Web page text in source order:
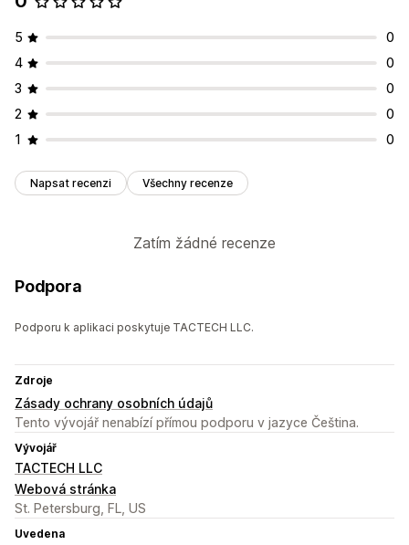
5
0
4
0
3
0
2
0
1
0
Napsat recenzi Všechny recenze
Zatím žádné recenze
Podpora
Podporu k aplikaci poskytuje TACTECH LLC.
Zdroje
Zásady ochrany osobních údajů
Tento vývojář nenabízí přímou podporu v jazyce Čeština.
Vývojář
TACTECH LLC
Webová stránka
St. Petersburg, FL, US
Uvedena